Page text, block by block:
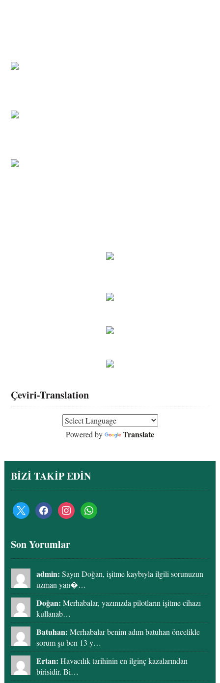
Çeviri-Translation
Powered by Translate
BİZİ TAKİP EDİN
Son Yorumlar
admin: Sayın Doğan, işitme kaybıyla ilgili sorunuzun
uzman yan�…
Doğan: Merhabalar, yazınızda pilotların işitme cihazı
kullanab…
Batuhan: Merhabalar benim adım batuhan öncelikle
sorum şu ben 13 y…
Ertan: Havacılık tarihinin en ilginç kazalarından
birisidir. Bi…